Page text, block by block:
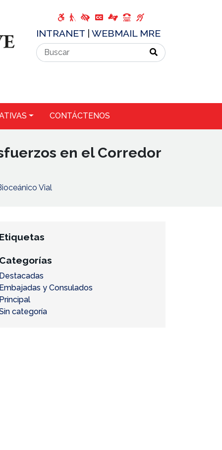
INTRANET WEBMAIL MRE
CONTÁCTENOS
en el Corredor
Vial
Etiquetas
Categorías
Destacadas
Embajadas y Consulados
Principal
categoría